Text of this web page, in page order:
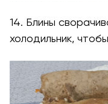
14. Блины
холодильник,